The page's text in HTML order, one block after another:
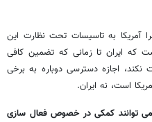
آمریکا به تاسیسات تحت نظارت این
که ایران تا زمانی که تضمین کافی
نکند، اجازه دسترسی دوباره به برخی
است، نه ایران.
توانند کمکی در خصوص فعال سازی